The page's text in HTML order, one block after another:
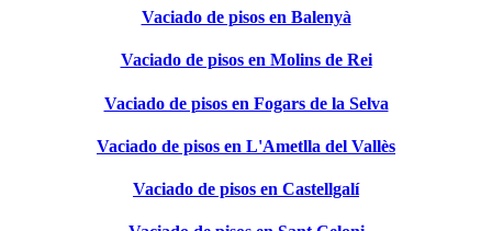
Vaciado de pisos en Balenyà
Vaciado de pisos en Molins de Rei
Vaciado de pisos en Fogars de la Selva
Vaciado de pisos en L'Ametlla del Vallès
Vaciado de pisos en Castellgalí